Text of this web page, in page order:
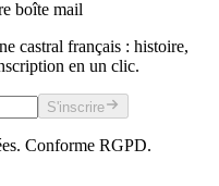
boîte mail
castral français : histoire,
en un clic.
S'inscrire
Conforme RGPD.